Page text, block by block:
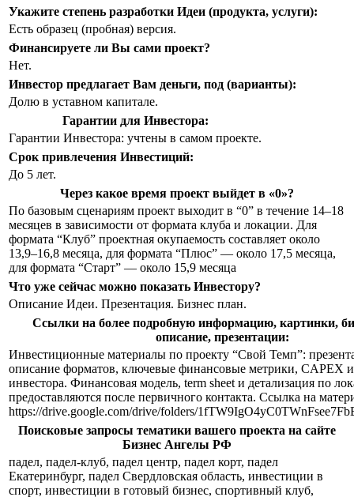
Укажите степень разработки Идеи (продукта, услуги):
Есть образец (пробная) версия.
Финансируете ли Вы сами проект?
Нет.
Инвестор предлагает Вам деньги, под (варианты):
Долю в уставном капитале.
Гарантии для Инвестора:
Гарантии Инвестора: учтены в самом проекте.
Срок привлечения Инвестиций:
До 5 лет.
Через какое время проект выйдет в «0»?
По базовым сценариям проект выходит в “0” в течение 14–18
месяцев в зависимости от формата клуба и локации. Для
формата “Клуб” проектная окупаемость составляет около
13,9–16,8 месяца, для формата “Плюс” — около 17,5 месяца,
для формата “Старт” — около 15,9 месяца
Что уже сейчас можно показать Инвестору?
Описание Идеи. Презентация. Бизнес план.
Ссылки на более подробную информацию, картинки,
описание, презентации:
Инвестиционные материалы по проекту “Свой Темп”:
описание форматов, ключевые финансовые метрики, CAPEX и
инвестора. Финансовая модель, term sheet и детализация по
предоставляются после первичного контакта. Ссылка на
https://drive.google.com/drive/folders/
Поисковые запросы тематики вашего проекта на сайте
Бизнес Ангелы РФ
падел, падел-клуб, падел центр, падел корт, падел
Екатеринбург, падел Свердловская область, инвестиции в
спорт, инвестиции в готовый бизнес, спортивный клуб,